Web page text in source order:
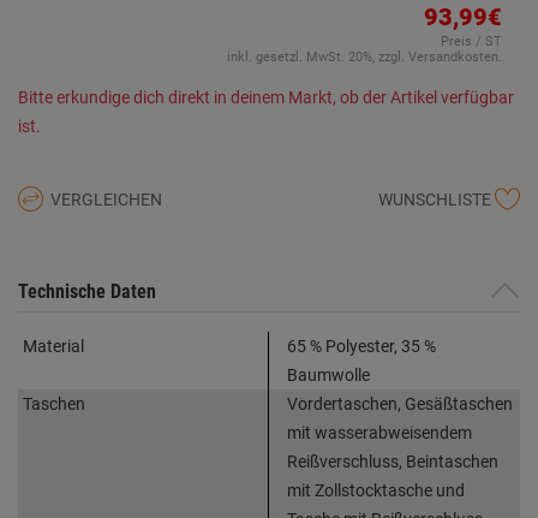
93,99€
Preis / ST
inkl. gesetzl. MwSt. 20%, zzgl. Versandkosten.
Bitte erkundige dich direkt in deinem Markt, ob der Artikel verfügbar
ist.
VERGLEICHEN WUNSCHLISTE
Technische Daten
Material
65 % Polyester, 35 %
Baumwolle
Taschen
Vordertaschen, Gesäßtaschen
mit wasserabweisendem
Reißverschluss, Beintaschen
mit Zollstocktasche und